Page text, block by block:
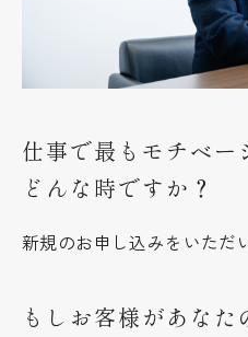
仕事で最もモチベー
どんな時ですか？
新規のお申し込みをいただ
もしお客様があな